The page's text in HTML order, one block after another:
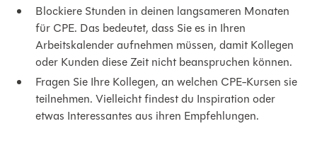
Blockiere Stunden in deinen langsameren Monaten
für CPE. Das bedeutet, dass Sie es in Ihren
Arbeitskalender aufnehmen müssen, damit Kollegen
oder Kunden diese Zeit nicht beanspruchen können.
Fragen Sie Ihre Kollegen, an welchen CPE-Kursen sie
teilnehmen. Vielleicht findest du Inspiration oder
etwas Interessantes aus ihren Empfehlungen.